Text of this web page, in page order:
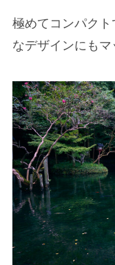
極めてコンパク
なデザインにもマ